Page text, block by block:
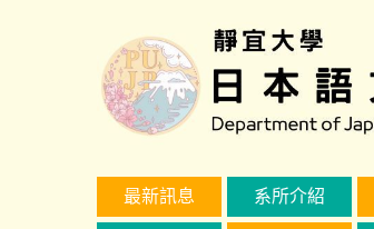
最新訊息
系所介紹